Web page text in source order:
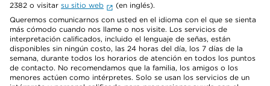
2382 o visitar su sitio web
(en inglés).
Queremos comunicarnos con usted en el idioma con el que se sienta
más cómodo cuando nos llame o nos visite. Los servicios de
interpretación calificados, incluido el lenguaje de señas, están
disponibles sin ningún costo, las 24 horas del día, los 7 días de la
semana, durante todos los horarios de atención en todos los puntos
de contacto. No recomendamos que la familia, los amigos o los
menores actúen como intérpretes. Solo se usan los servicios de un